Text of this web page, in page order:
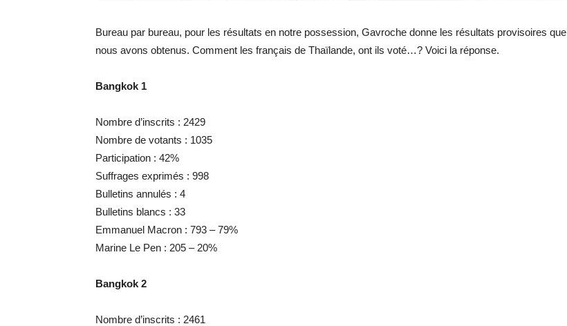
Bureau par bureau, pour les résultats en notre possession, Gavroche donne les résultats provisoires que
nous avons obtenus. Comment les français de Thaïlande, ont ils voté…? Voici la réponse.
Bangkok 1
Nombre d’inscrits : 2429
Nombre de votants : 1035
Participation : 42%
Suffrages exprimés : 998
Bulletins annulés : 4
Bulletins blancs : 33
Emmanuel Macron : 793 – 79%
Marine Le Pen : 205 – 20%
Bangkok 2
Nombre d’inscrits : 2461